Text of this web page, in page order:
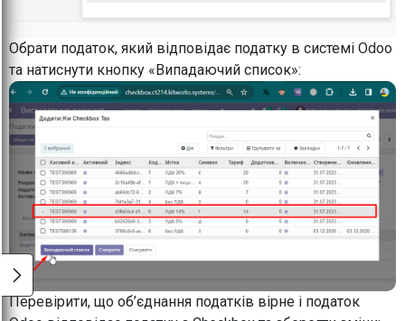
Обрати податок, який відповідає податку в системі Odoo
та натиснути кнопку «Випадаючий список»:
Перевірити, що об’єднання податків вірне і податок